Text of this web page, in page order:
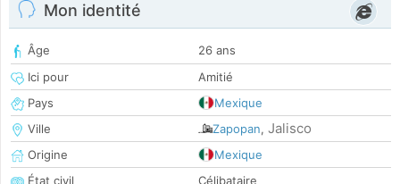
Mon identité
Âge
26 ans
Ici pour
Amitié
Pays
Mexique
Ville
Zapopan, Jalisco
Origine
Mexique
État civil
Célibataire